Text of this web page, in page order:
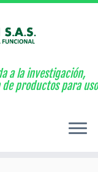
a la investigación,
productos para uso